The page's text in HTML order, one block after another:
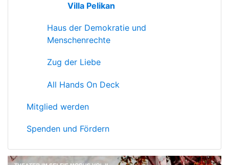
Villa Pelikan
Haus der Demokratie und
Menschenrechte
Zug der Liebe
All Hands On Deck
Mitglied werden
Spenden und Fördern